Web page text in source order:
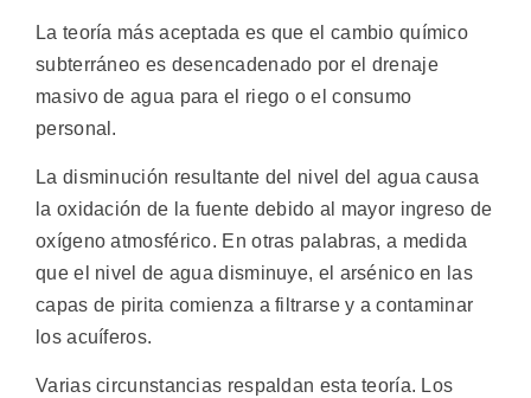
La teoría más aceptada es que el cambio químico
subterráneo es desencadenado por el drenaje
masivo de agua para el riego o el consumo
personal.
La disminución resultante del nivel del agua causa
la oxidación de la fuente debido al mayor ingreso de
oxígeno atmosférico. En otras palabras, a medida
que el nivel de agua disminuye, el arsénico en las
capas de pirita comienza a filtrarse y a contaminar
los acuíferos.
Varias circunstancias respaldan esta teoría. Los